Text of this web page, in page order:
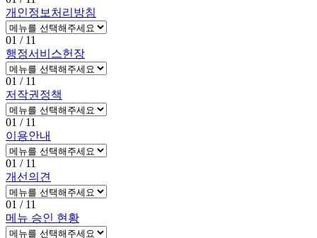
개인정보처리방침
01 / 11
행정서비스헌장
01 / 11
저작권정책
01 / 11
이용안내
01 / 11
개선의견
01 / 11
메뉴 승인 현황